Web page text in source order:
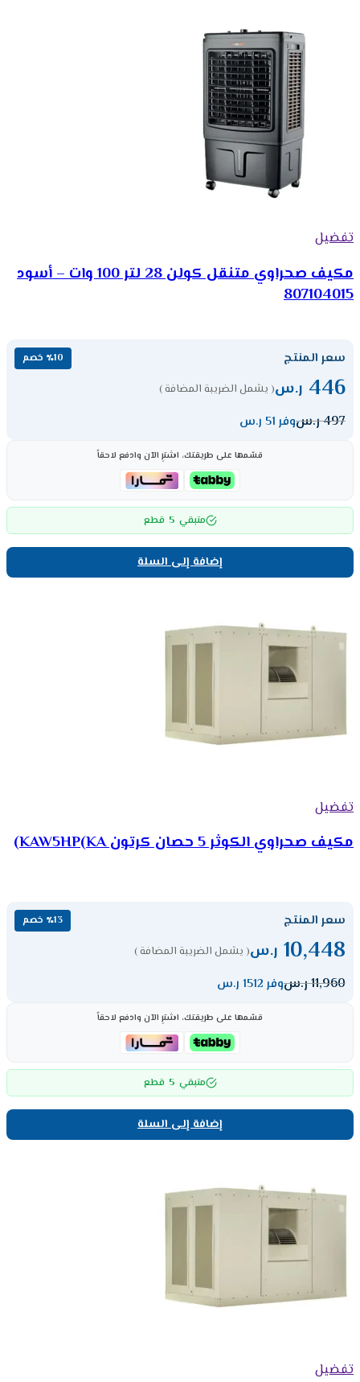
تفضيل
مكيف صحراوي متنقل كولن 28 لتر 100 وات – أسود
807104015
سعر المنتج ٪10 خصم
446 ر.س( يشمل الضريبة المضافة )
497ر.سوفر 51 ر.س
قسّمها على طريقتك، اشترِ الآن وادفع لاحقاً
متبقي 5 قطع
إضافة إلى السلة
تفضيل
مكيف صحراوي الكوثر 5 حصان كرتون KAW5HP(KA)
سعر المنتج ٪13 خصم
10,448 ر.س( يشمل الضريبة المضافة )
11,960ر.سوفر 1512 ر.س
قسّمها على طريقتك، اشترِ الآن وادفع لاحقاً
متبقي 5 قطع
إضافة إلى السلة
تفضيل